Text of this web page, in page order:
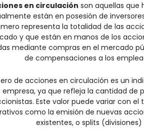
en circulación son aquellas que
están en posesión de
representa la totalidad de las
y que están en manos de los
mediante compras en el mercado
de compensaciones a los
de acciones en circulación es un
empresa, ya que refleja la cantidad de
Este valor puede variar con
como la emisión de nuevas
existentes, o splits